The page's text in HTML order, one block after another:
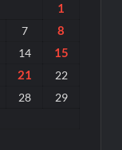
1
7 8
14 15
21
22
28
29